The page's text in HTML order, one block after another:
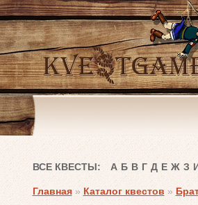
ВСЕ КВЕСТЫ: А Б В Г Д Е Ж З
Главная » Каталог квестов »